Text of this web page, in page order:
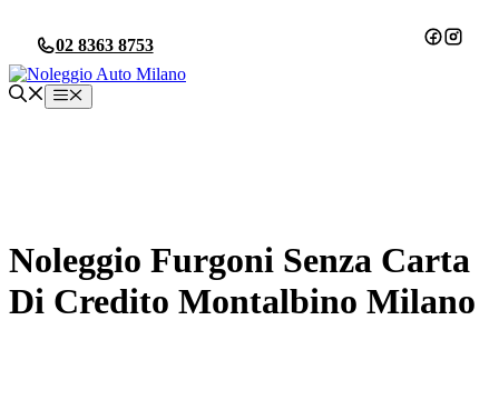
contenuto
02 8363 8753
Menu
Noleggio Furgoni Senza Carta
Di Credito Montalbino Milano